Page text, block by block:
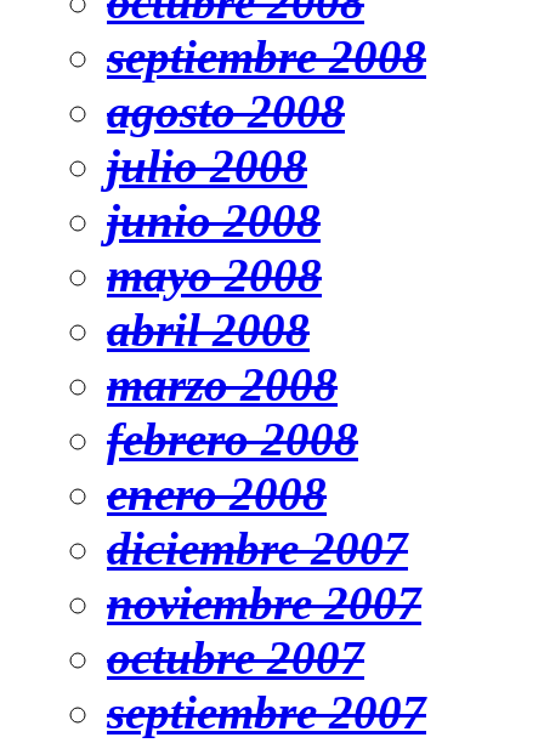
septiembre 2008
agosto 2008
julio 2008
junio 2008
mayo 2008
abril 2008
marzo 2008
febrero 2008
enero 2008
diciembre 2007
noviembre 2007
octubre 2007
septiembre 2007